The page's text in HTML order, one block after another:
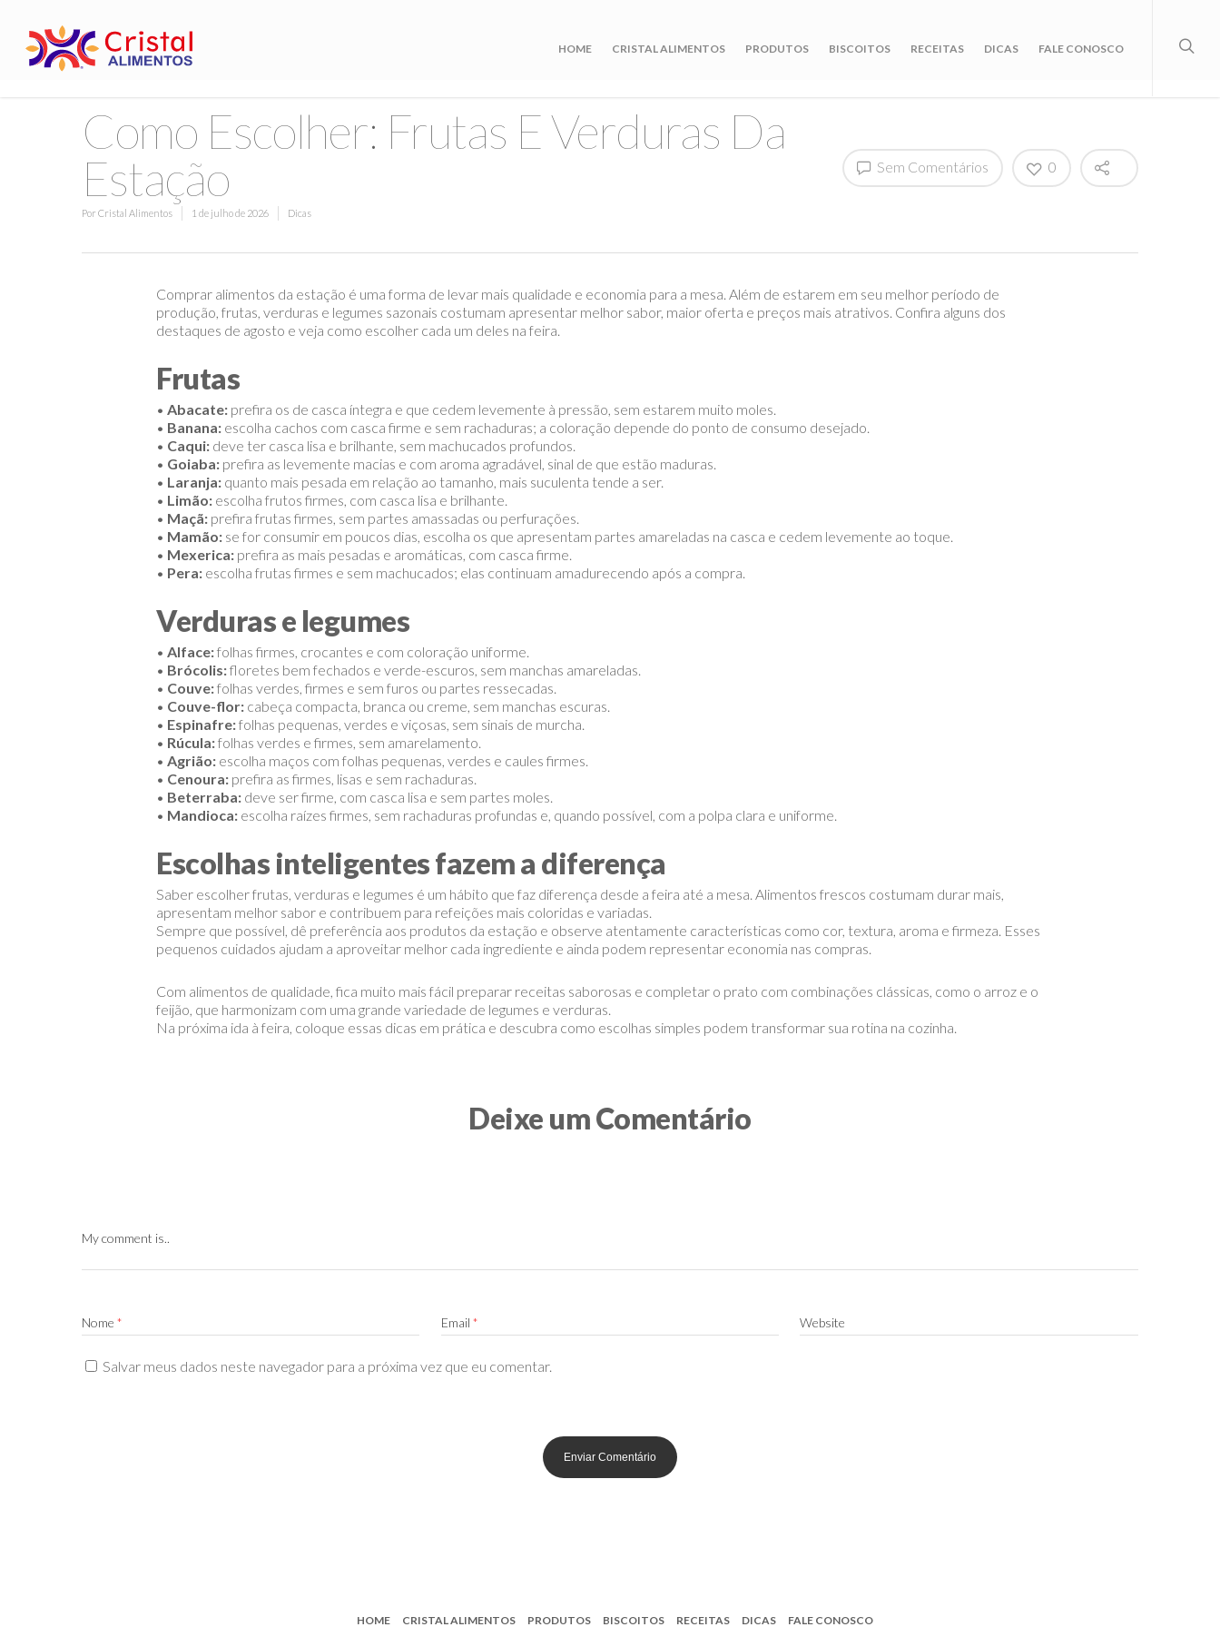
HOME CRISTAL ALIMENTOS PRODUTOS BISCOITOS RECEITAS DICAS FALE CONOSCO
Como Escolher: Frutas E Verduras Da
Estação
PorCristal Alimentos 1 de julho de 2026 Dicas
Sem Comentários 0
Comprar alimentos da estação é uma forma de levar mais qualidade e economia para a mesa. Além de estarem em seu melhor período de
produção, frutas, verduras e legumes sazonais costumam apresentar melhor sabor, maior oferta e preços mais atrativos. Confira alguns dos
destaques de agosto e veja como escolher cada um deles na feira.
Frutas
• Abacate: prefira os de casca íntegra e que cedem levemente à pressão, sem estarem muito moles.
• Banana: escolha cachos com casca firme e sem rachaduras; a coloração depende do ponto de consumo desejado.
• Caqui: deve ter casca lisa e brilhante, sem machucados profundos.
• Goiaba: prefira as levemente macias e com aroma agradável, sinal de que estão maduras.
• Laranja: quanto mais pesada em relação ao tamanho, mais suculenta tende a ser.
• Limão: escolha frutos firmes, com casca lisa e brilhante.
• Maçã: prefira frutas firmes, sem partes amassadas ou perfurações.
• Mamão: se for consumir em poucos dias, escolha os que apresentam partes amareladas na casca e cedem levemente ao toque.
• Mexerica: prefira as mais pesadas e aromáticas, com casca firme.
• Pera: escolha frutas firmes e sem machucados; elas continuam amadurecendo após a compra.
Verduras e legumes
• Alface:folhas firmes, crocantes e com coloração uniforme.
• Brócolis:floretes bem fechados e verde-escuros, sem manchas amareladas.
• Couve:folhas verdes, firmes e sem furos ou partes ressecadas.
• Couve-flor: cabeça compacta, branca ou creme, sem manchas escuras.
• Espinafre:folhas pequenas, verdes e viçosas, sem sinais de murcha.
• Rúcula:folhas verdes e firmes, sem amarelamento.
• Agrião: escolha maços com folhas pequenas, verdes e caules firmes.
• Cenoura: prefira as firmes, lisas e sem rachaduras.
• Beterraba: deve ser firme, com casca lisa e sem partes moles.
• Mandioca: escolha raízes firmes, sem rachaduras profundas e, quando possível, com a polpa clara e uniforme.
Escolhas inteligentes fazem a diferença
Saber escolher frutas, verduras e legumes é um hábito que faz diferença desde a feira até a mesa. Alimentos frescos costumam durar mais,
apresentam melhor sabor e contribuem para refeições mais coloridas e variadas.
Sempre que possível, dê preferência aos produtos da estação e observe atentamente características como cor, textura, aroma e firmeza. Esses
pequenos cuidados ajudam a aproveitar melhor cada ingrediente e ainda podem representar economia nas compras.
Com alimentos de qualidade, fica muito mais fácil preparar receitas saborosas e completar o prato com combinações clássicas, como o arroz e o
feijão, que harmonizam com uma grande variedade de legumes e verduras.
Na próxima ida à feira, coloque essas dicas em prática e descubra como escolhas simples podem transformar sua rotina na cozinha.
Deixe um Comentário
My comment is..
Nome * Email * Website
Salvar meus dados neste navegador para a próxima vez que eu comentar.
HOME CRISTAL ALIMENTOS PRODUTOS BISCOITOS RECEITAS DICAS FALE CONOSCO